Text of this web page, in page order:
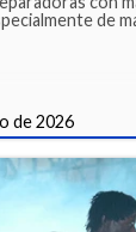
de
de 2026